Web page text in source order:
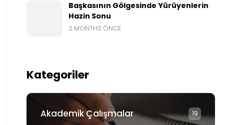
Başkasının Gölgesinde Yürüyenlerin
Hazin Sonu
2 MONTHS ÖNCE
Kategoriler
Akademik Çalışmalar 19